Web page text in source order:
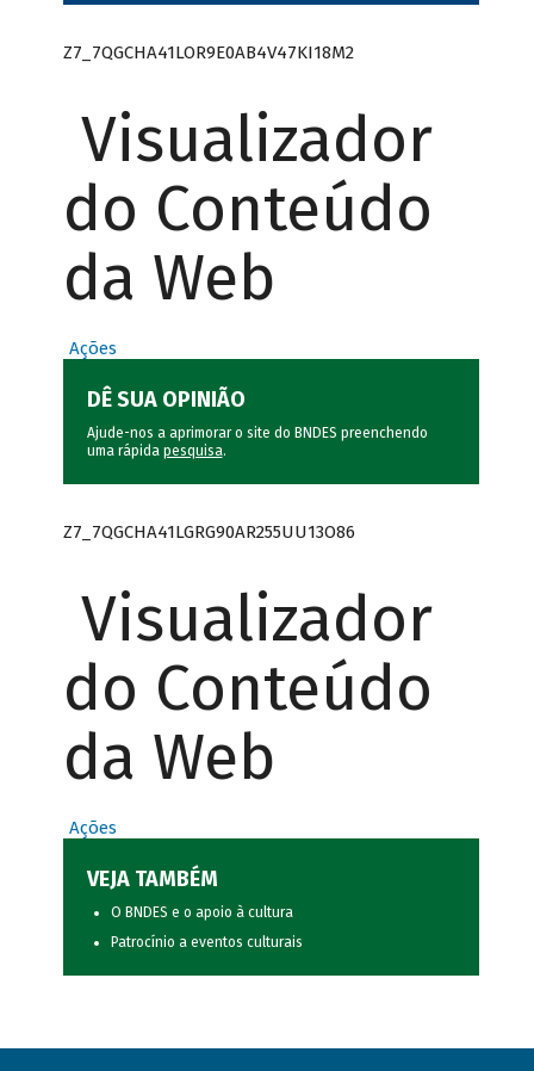
Z7_7QGCHA41LOR9E0AB4V47KI18M2
Visualizador
do Conteúdo
da Web
Ações
DÊ SUA OPINIÃO
Ajude-nos a aprimorar o site do BNDES preenchendo
uma rápida pesquisa.
Z7_7QGCHA41LGRG90AR255UU13O86
Visualizador
do Conteúdo
da Web
Ações
VEJA TAMBÉM
O BNDES e o apoio à cultura
Patrocínio a eventos culturais